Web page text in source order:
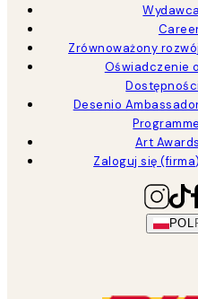
Wydawca
Zrównoważony rozwój
Oświadczenie o
Dostępności
Desenio
Programme
Art Awards
Zaloguj się (firma)
POL